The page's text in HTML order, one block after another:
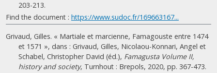
203-213.
Find the document : https://www.sudoc.fr/169663167...
Grivaud, Gilles. « Martiale et marcienne, Famagouste entre 1474
et 1571 », dans : Grivaud, Gilles, Nicolaou-Konnari, Angel et
Schabel, Christopher David (éd.), Famagusta Volume II,
history and society, Turnhout : Brepols, 2020, pp. 367-473.